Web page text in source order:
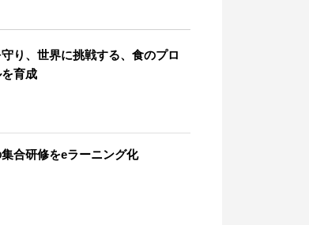
り、世界に挑戦する、食のプロ
育成
合研修をeラーニング化